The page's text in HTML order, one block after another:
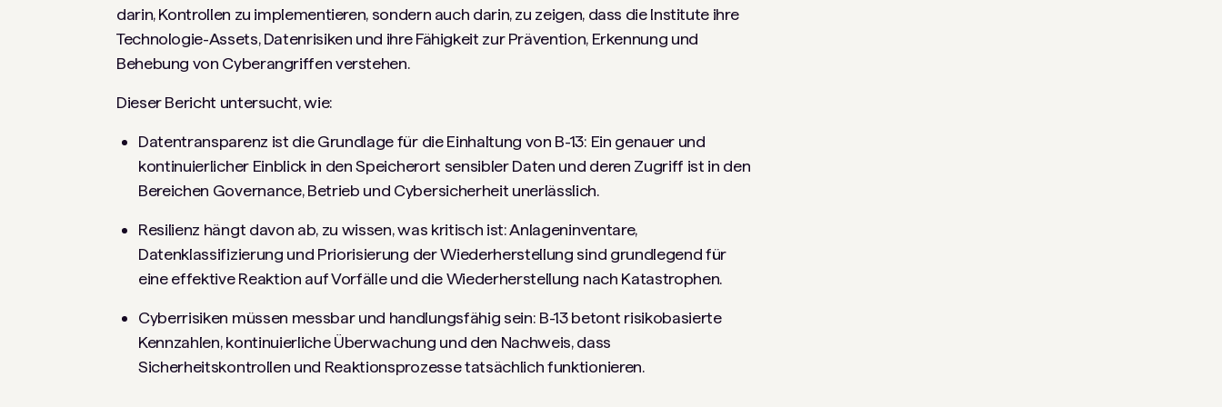
darin, Kontrollen zu implementieren, sondern auch darin, zu zeigen, dass die Institute ihre
Technologie-Assets, Datenrisiken und ihre Fähigkeit zur Prävention, Erkennung und
Behebung von Cyberangriffen verstehen.
Dieser Bericht untersucht, wie:
Datentransparenz ist die Grundlage für die Einhaltung von B-13: Ein genauer und
kontinuierlicher Einblick in den Speicherort sensibler Daten und deren Zugriff ist in den
Bereichen Governance, Betrieb und Cybersicherheit unerlässlich.
Resilienz hängt davon ab, zu wissen, was kritisch ist: Anlageninventare,
Datenklassifizierung und Priorisierung der Wiederherstellung sind grundlegend für
eine effektive Reaktion auf Vorfälle und die Wiederherstellung nach Katastrophen.
Cyberrisiken müssen messbar und handlungsfähig sein: B-13 betont risikobasierte
Kennzahlen, kontinuierliche Überwachung und den Nachweis, dass
Sicherheitskontrollen und Reaktionsprozesse tatsächlich funktionieren.